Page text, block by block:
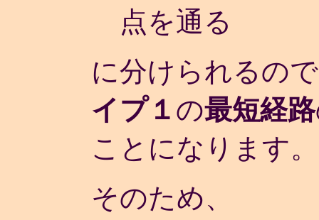
点を通る
に分けられるの
イプ１ の最短経路
ことになります。
そのため、